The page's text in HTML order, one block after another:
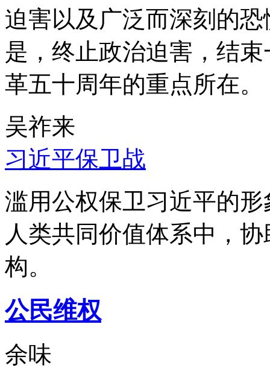
迫害以及广泛而深刻的
是，终止政治迫害，结
革五十周年的重点所在。
吴祚来
习近平保卫战
滥用公权保卫习近平的
人类共同价值体系中，
构。
公民维权
余味